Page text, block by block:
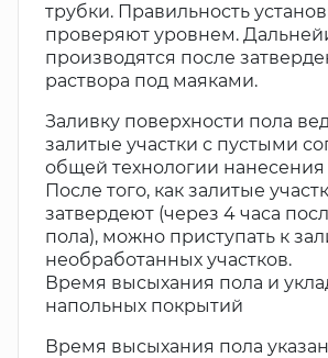
трубки. Правильность
проверяют уровнем.
производятся после
раствора под маяками.
Заливку поверхности пола
залитые участки с пустыми
общей технологии нанесения
После того, как залитые
затвердеют (через 4 часа
пола), можно приступать к
необработанных участков.
Время высыхания пола и
напольных покрытий
Время высыхания пола